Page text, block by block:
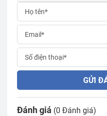
GỬI
Đánh giá (0 Đánh giá)